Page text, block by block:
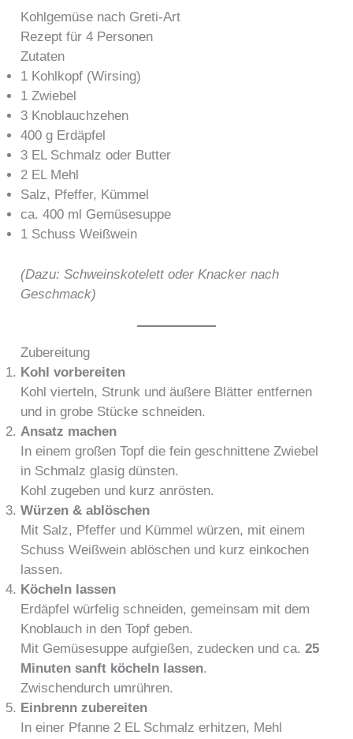
Kohlgemüse nach Greti-Art
Rezept für 4 Personen
Zutaten
1 Kohlkopf (Wirsing)
1 Zwiebel
3 Knoblauchzehen
400 g Erdäpfel
3 EL Schmalz oder Butter
2 EL Mehl
Salz, Pfeffer, Kümmel
ca. 400 ml Gemüsesuppe
1 Schuss Weißwein
(Dazu: Schweinskotelett oder Knacker nach
Geschmack)
Zubereitung
Kohl vorbereiten
Kohl vierteln, Strunk und äußere Blätter entfernen
und in grobe Stücke schneiden.
Ansatz machen
In einem großen Topf die fein geschnittene Zwiebel
in Schmalz glasig dünsten.
Kohl zugeben und kurz anrösten.
Würzen & ablöschen
Mit Salz, Pfeffer und Kümmel würzen, mit einem
Schuss Weißwein ablöschen und kurz einkochen
lassen.
Köcheln lassen
Erdäpfel würfelig schneiden, gemeinsam mit dem
Knoblauch in den Topf geben.
Mit Gemüsesuppe aufgießen, zudecken und ca.25
Minuten sanft köcheln lassen.
Zwischendurch umrühren.
Einbrenn zubereiten
In einer Pfanne 2 EL Schmalz erhitzen, Mehl